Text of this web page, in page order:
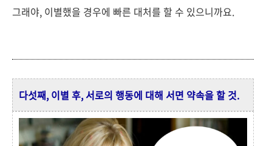
그래야, 이별했을 경우에 빠른 대처를 할 수 있으니까요.
다섯째, 이별 후, 서로의 행동에 대해 서면 약속을 할 것.